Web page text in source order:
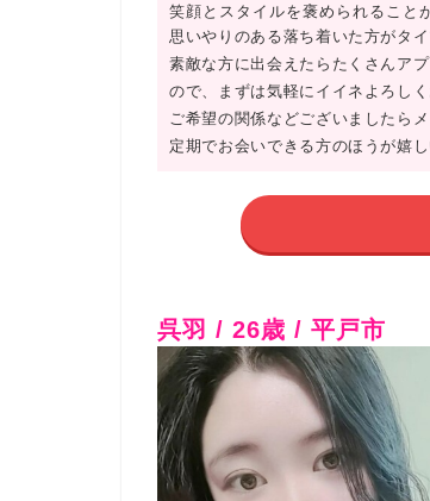
笑顔とスタイルを褒められること
思いやりのある落ち着いた方がタ
素敵な方に出会えたらたくさんア
ので、まずは気軽にイイネよろし
ご希望の関係などございましたら
定期でお会いできる方のほうが嬉
呉羽 / 26歳 / 平戸市